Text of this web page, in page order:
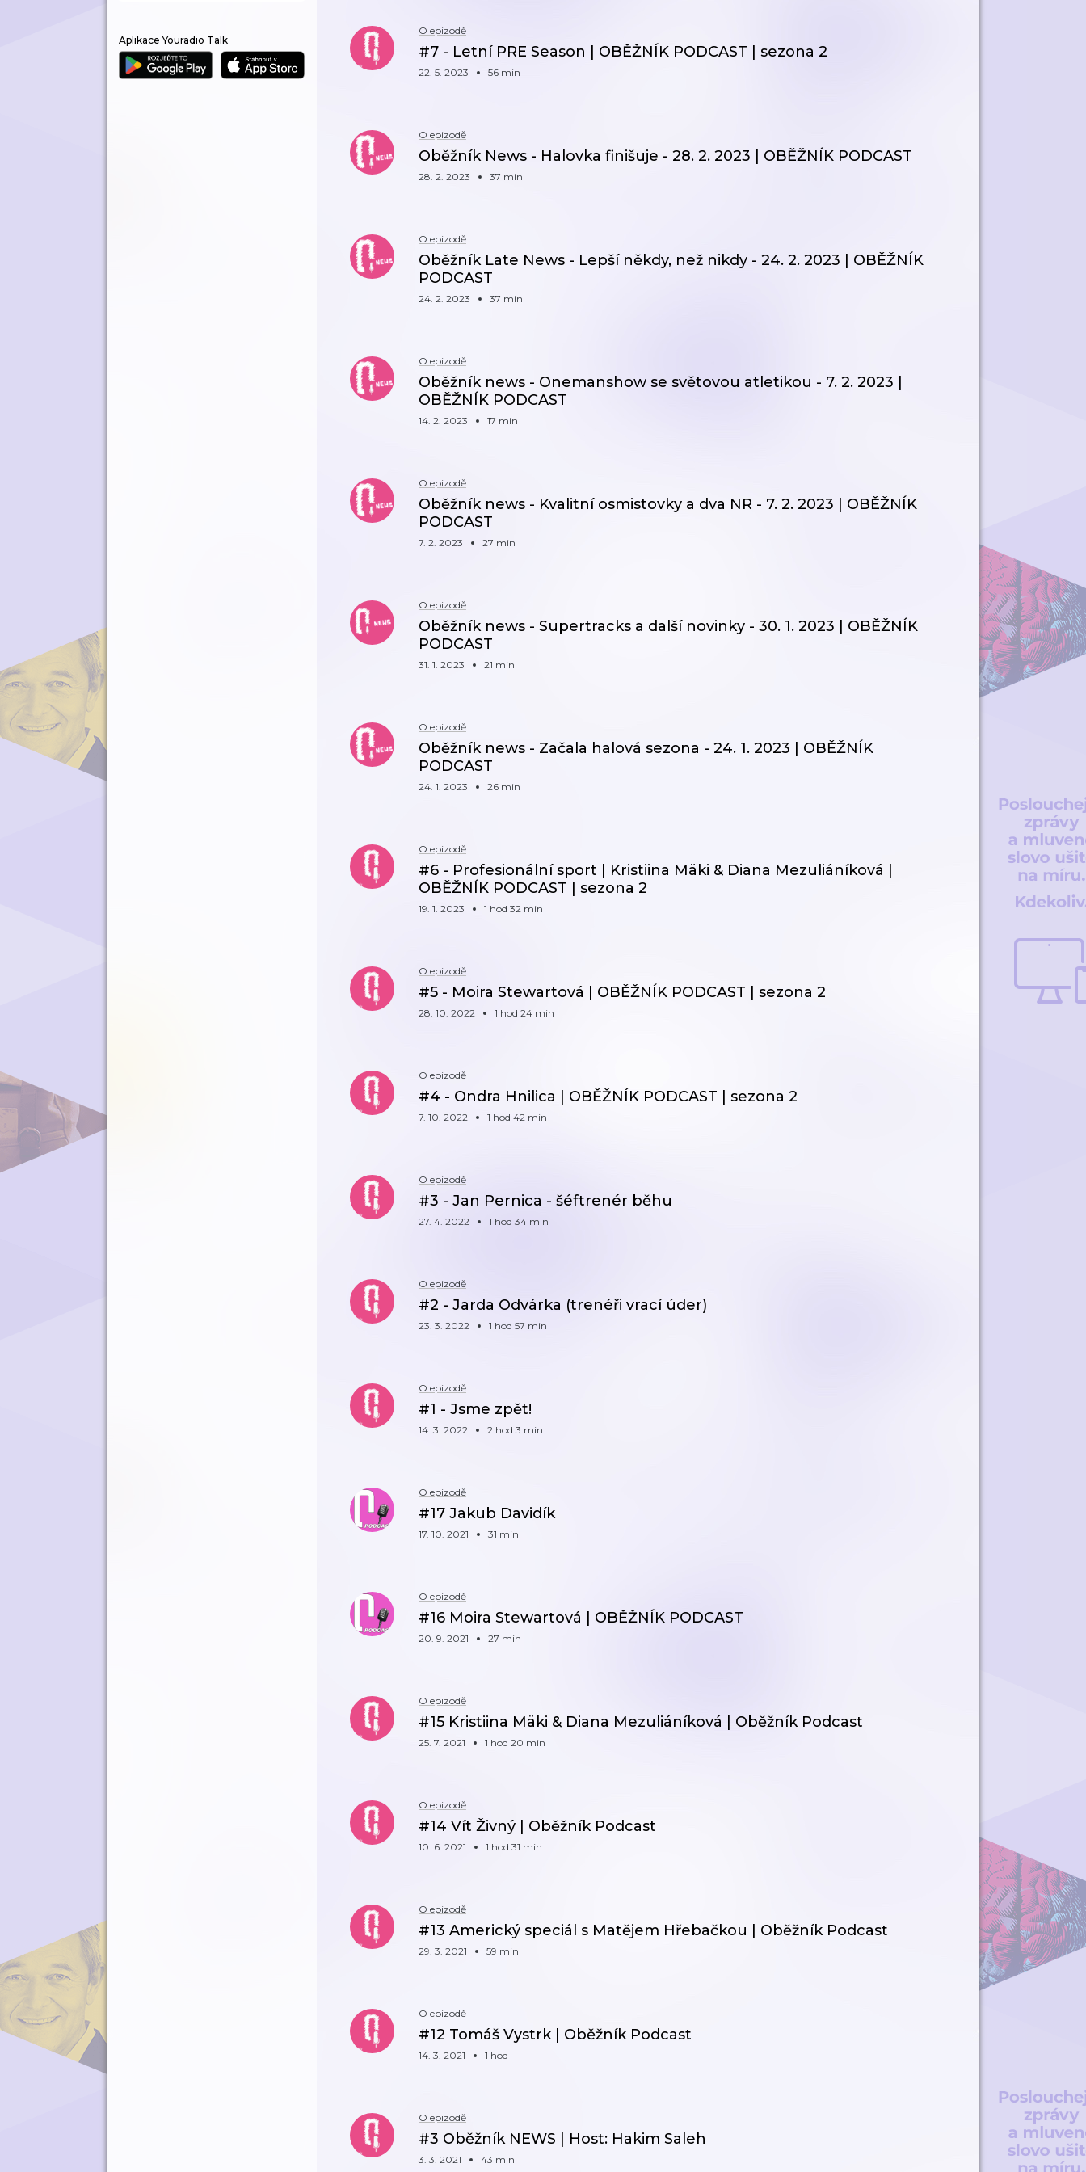
Aplikace Youradio Talk
O epizodě
#7 - Letní PRE Season | OBĚŽNÍK PODCAST | sezona 2
22. 5. 2023 56 min
O epizodě
Oběžník News - Halovka finišuje - 28. 2. 2023 | OBĚŽNÍK PODCAST
28. 2. 2023 37 min
O epizodě
Oběžník Late News - Lepší někdy, než nikdy - 24. 2. 2023 | OBĚŽNÍK
PODCAST
24. 2. 2023 37 min
O epizodě
Oběžník news - Onemanshow se světovou atletikou - 7. 2. 2023 |
OBĚŽNÍK PODCAST
14. 2. 2023 17 min
O epizodě
Oběžník news - Kvalitní osmistovky a dva NR - 7. 2. 2023 | OBĚŽNÍK
PODCAST
7. 2. 2023 27 min
O epizodě
Oběžník news - Supertracks a další novinky - 30. 1. 2023 | OBĚŽNÍK
PODCAST
31. 1. 2023 21 min
O epizodě
Oběžník news - Začala halová sezona - 24. 1. 2023 | OBĚŽNÍK
PODCAST
24. 1. 2023 26 min
O epizodě
#6 - Profesionální sport | Kristiina Mäki & Diana Mezuliáníková |
OBĚŽNÍK PODCAST | sezona 2
19. 1. 2023 1 hod 32 min
O epizodě
#5 - Moira Stewartová | OBĚŽNÍK PODCAST | sezona 2
28. 10. 2022 1 hod 24 min
O epizodě
#4 - Ondra Hnilica | OBĚŽNÍK PODCAST | sezona 2
7. 10. 2022 1 hod 42 min
O epizodě
#3 - Jan Pernica - šéftrenér běhu
27. 4. 2022 1 hod 34 min
O epizodě
#2 - Jarda Odvárka (trenéři vrací úder)
23. 3. 2022 1 hod 57 min
O epizodě
#1 - Jsme zpět!
14. 3. 2022 2 hod 3 min
O epizodě
#17 Jakub Davidík
17. 10. 2021 31 min
O epizodě
#16 Moira Stewartová | OBĚŽNÍK PODCAST
20. 9. 2021 27 min
O epizodě
#15 Kristiina Mäki & Diana Mezuliáníková | Oběžník Podcast
25. 7. 2021 1 hod 20 min
O epizodě
#14 Vít Živný | Oběžník Podcast
10. 6. 2021 1 hod 31 min
O epizodě
#13 Americký speciál s Matějem Hřebačkou | Oběžník Podcast
29. 3. 2021 59 min
O epizodě
#12 Tomáš Vystrk | Oběžník Podcast
14. 3. 2021 1 hod
O epizodě
#3 Oběžník NEWS | Host: Hakim Saleh
3. 3. 2021 43 min